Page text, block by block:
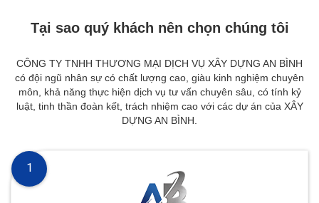
Tại sao quý khách nên chọn chúng tôi
CÔNG TY TNHH THƯƠNG MẠI DỊCH VỤ XÂY DỰNG AN BÌNH
có đội ngũ nhân sự có chất lượng cao, giàu kinh nghiệm chuyên
môn, khả năng thực hiện dịch vụ tư vấn chuyên sâu, có tính kỷ
luật, tinh thần đoàn kết, trách nhiệm cao với các dự án của XÂY
DỰNG AN BÌNH.
1